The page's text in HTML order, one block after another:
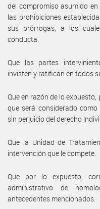
del compromiso asumido
las prohibiciones
sus prórrogas, a los
conducta.
Que las partes
invisten y ratifican en todos
Que en razón de lo
que será considerado
sin perjuicio del derecho
Que la Unidad de
intervención que le compete.
Que por lo expuesto,
administrativo de
antecedentes mencionados.